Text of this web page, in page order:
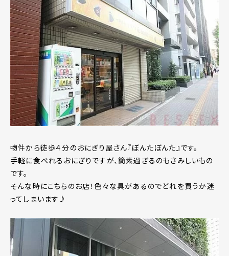
物件から徒歩４分のおにぎり屋さん『ぼんたぼんた』です。
手軽に食べれるおにぎりですが、簡素過ぎるのもさみしいもの
です。
そんな時にこちらのお店！色々な具があるのでどれを買うか迷
ってしまいます♪